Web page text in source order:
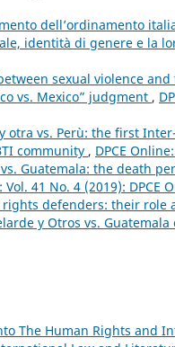
dell’ordinamento
identità di genere e la
sexual violence
vs. Mexico” judgment ,
otra vs. Perù: the first
community , DPCE
Guatemala: the death
Vol. 41 No. 4 (2019): DPCE
rights defenders: their
y Otros vs. Guatemala
The Human Rights and